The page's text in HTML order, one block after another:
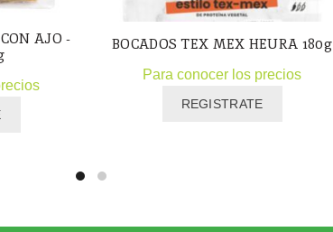
AJO -
BOCADOS TEX MEX HEURA 180g
Para conocer los precios
REGISTRATE